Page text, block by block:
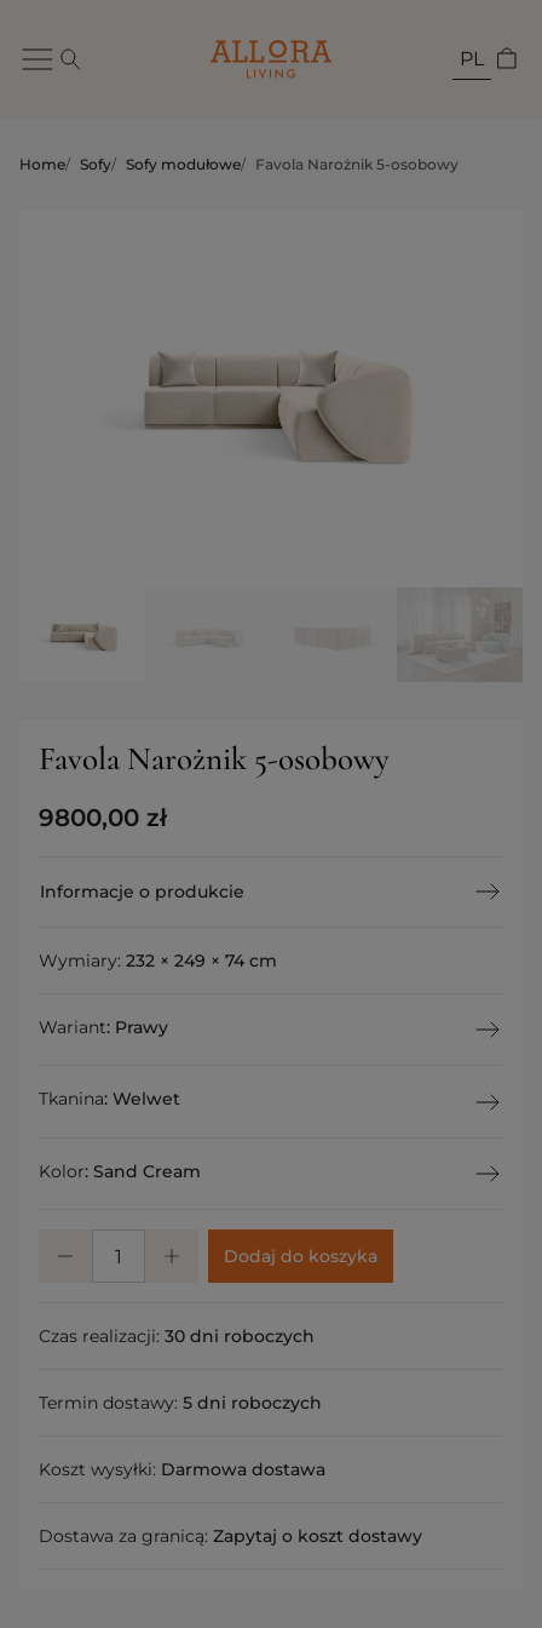
PL
Home/ Sofy/ Sofy modułowe/ Favola Narożnik 5-osobowy
Favola Narożnik 5-osobowy
9800,00 zł
Informacje o produkcie
Wymiary: 232 × 249 × 74 cm
Wariant: Prawy
Tkanina: Welwet
Kolor: Sand Cream
Dodaj do koszyka
Czas realizacji: 30 dni roboczych
Termin dostawy: 5 dni roboczych
Koszt wysyłki: Darmowa dostawa
Dostawa za granicą: Zapytaj o koszt dostawy